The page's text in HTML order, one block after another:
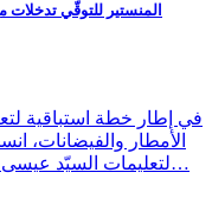
المنستير للتوقّي تدخلات
في إطار خطة استباقية
الأمطار والفيضانات،
لتعليمات السيّد عيسى موسى والي المنستير، وبإشراف ومتابعة…